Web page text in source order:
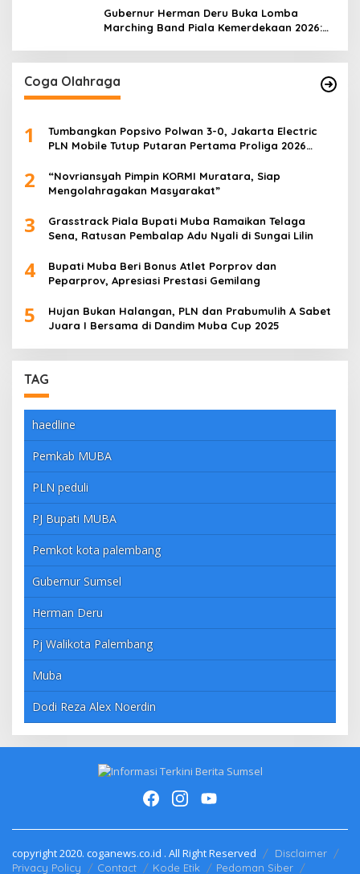
Gubernur Herman Deru Buka Lomba
Marching Band Piala Kemerdekaan 2026:
Coga Olahraga
1
Tumbangkan Popsivo Polwan 3-0, Jakarta Electric
PLN Mobile Tutup Putaran Pertama Proliga 2026
2
“Novriansyah Pimpin KORMI Muratara, Siap
Mengolahragakan Masyarakat”
3
Grasstrack Piala Bupati Muba Ramaikan Telaga
Sena, Ratusan Pembalap Adu Nyali di Sungai Lilin
4
Bupati Muba Beri Bonus Atlet Porprov dan
Peparprov, Apresiasi Prestasi Gemilang
5
Hujan Bukan Halangan, PLN dan Prabumulih A Sabet
Juara I Bersama di Dandim Muba Cup 2025
TAG
haedline
Pemkab MUBA
PLN peduli
PJ Bupati MUBA
Pemkot kota palembang
Gubernur Sumsel
Herman Deru
Pj Walikota Palembang
Muba
Dodi Reza Alex Noerdin
copyright 2020. coganews.co.id . All Right Reserved
Disclaimer
Privacy Policy
Contact Kode Etik Pedoman Siber